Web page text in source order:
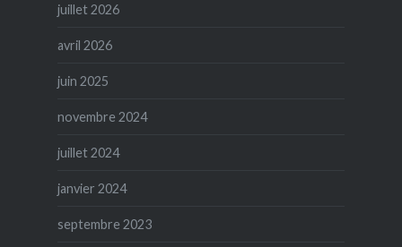
juillet 2026
avril 2026
juin 2025
novembre 2024
juillet 2024
janvier 2024
septembre 2023